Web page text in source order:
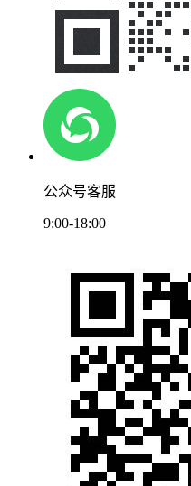
公众号客服
9:00-18:00